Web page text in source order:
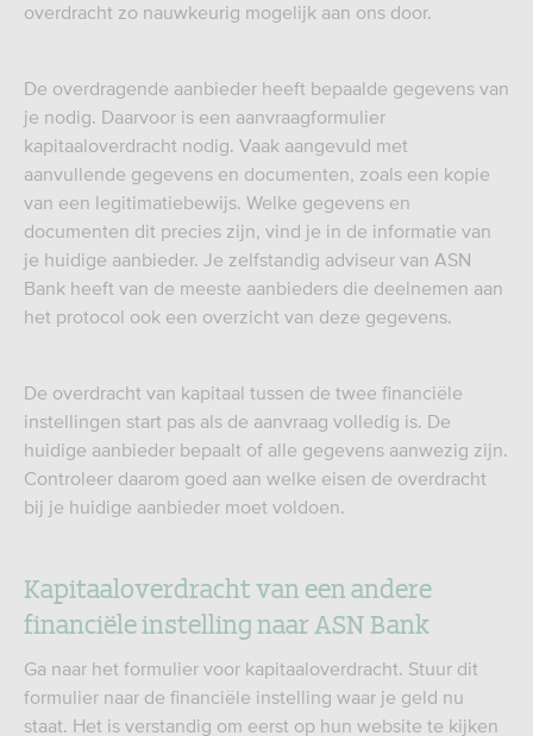
overdracht zo nauwkeurig mogelijk aan ons door.
De overdragende aanbieder heeft bepaalde gegevens van
je nodig. Daarvoor is een aanvraagformulier
kapitaaloverdracht nodig. Vaak aangevuld met
aanvullende gegevens en documenten, zoals een kopie
van een legitimatiebewijs. Welke gegevens en
documenten dit precies zijn, vind je in de informatie van
je huidige aanbieder. Je zelfstandig adviseur van ASN
Bank heeft van de meeste aanbieders die deelnemen aan
het protocol ook een overzicht van deze gegevens.
De overdracht van kapitaal tussen de twee financiële
instellingen start pas als de aanvraag volledig is. De
huidige aanbieder bepaalt of alle gegevens aanwezig zijn.
Controleer daarom goed aan welke eisen de overdracht
bij je huidige aanbieder moet voldoen.
Kapitaaloverdracht van een andere
financiële instelling naar ASN Bank
Ga naar het formulier voor kapitaaloverdracht. Stuur dit
formulier naar de financiële instelling waar je geld nu
staat. Het is verstandig om eerst op hun website te kijken